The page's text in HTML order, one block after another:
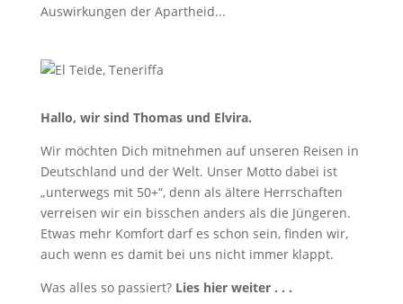
Auswirkungen der Apartheid...
Hallo, wir sind Thomas und Elvira.
Wir möchten Dich mitnehmen auf unseren Reisen in
Deutschland und der Welt. Unser Motto dabei ist
„unterwegs mit 50+“, denn als ältere Herrschaften
verreisen wir ein bisschen anders als die Jüngeren.
Etwas mehr Komfort darf es schon sein, finden wir,
auch wenn es damit bei uns nicht immer klappt.
Was alles so passiert? Lies hier weiter . . .